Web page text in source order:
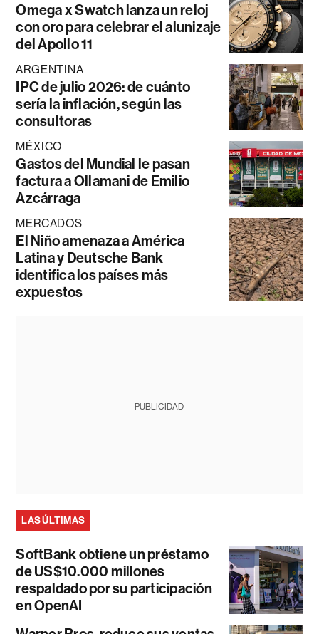
Omega x Swatch lanza un reloj
con oro para celebrar el alunizaje
del Apollo 11
ARGENTINA
IPC de julio 2026: de cuánto
sería la inflación, según las
consultoras
MÉXICO
Gastos del Mundial le pasan
factura a Ollamani de Emilio
Azcárraga
MERCADOS
El Niño amenaza a América
Latina y Deutsche Bank
identifica los países más
expuestos
PUBLICIDAD
LAS ÚLTIMAS
SoftBank obtiene un préstamo
de US$10.000 millones
respaldado por su participación
en OpenAI